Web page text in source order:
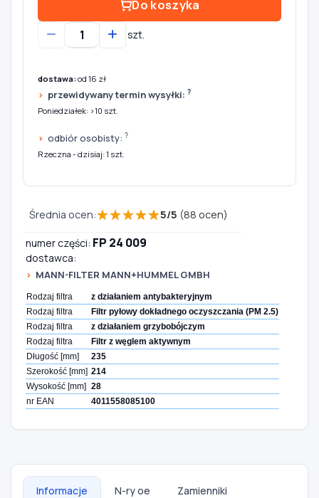
Do koszyka
szt.
dostawa:od 16 zł
przewidywany termin wysyłki: ?
Poniedziałek: >10 szt.
odbiór osobisty: ?
Rzeczna - dzisiaj: 1 szt.
Średnia ocen:★★★★★5/5 (88 ocen)
numer części: FP 24 009
dostawca:
MANN-FILTER MANN+HUMMEL GMBH
Rodzaj filtra
z działaniem antybakteryjnym
Rodzaj filtra
Filtr pyłowy dokładnego oczyszczania (PM 2.5)
Rodzaj filtra
z działaniem grzybobójczym
Rodzaj filtra
Filtr z węglem aktywnym
Długość [mm]
235
Szerokość [mm] 214
Wysokość [mm] 28
nr EAN
4011558085100
Informacje N-ry oe Zamienniki